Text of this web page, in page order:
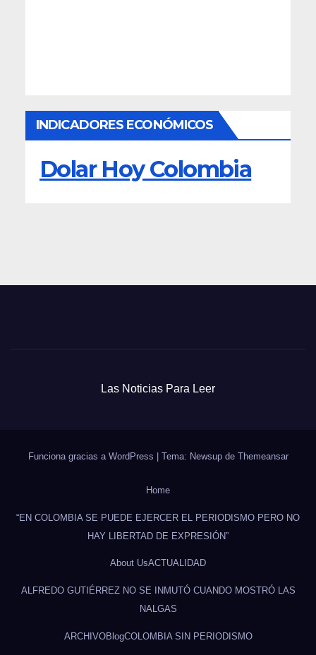
INDICADORES ECONÓMICOS
Dolar Hoy Colombia
Las Noticias Para Leer
Funciona gracias a WordPress | Tema: Newsup de Themeansar
Home
“EN COLOMBIA SE PUEDE EJERCER EL PERIODISMO PERO NO
HAY LIBERTAD DE EXPRESIÓN”
About UsACTUALIDAD
ALFREDO GUTIÉRREZ NO SE INMUTÓ CUANDO MOSTRÓ LAS
NALGAS
ARCHIVOBlogCOLOMBIA SIN PERIODISMO